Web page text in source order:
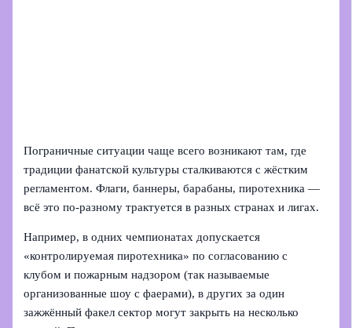
Пограничные ситуации чаще всего возникают там, где
традиции фанатской культуры сталкиваются с жёстким
регламентом. Флаги, баннеры, барабаны, пиротехника —
всё это по-разному трактуется в разных странах и лигах.
Например, в одних чемпионатах допускается
«контролируемая пиротехника» по согласованию с
клубом и пожарным надзором (так называемые
организованные шоу с фаерами), в других за один
зажжённый факел сектор могут закрыть на несколько